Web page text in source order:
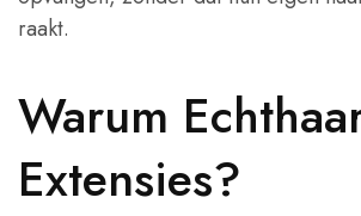
raakt.
Warum
Extensies?